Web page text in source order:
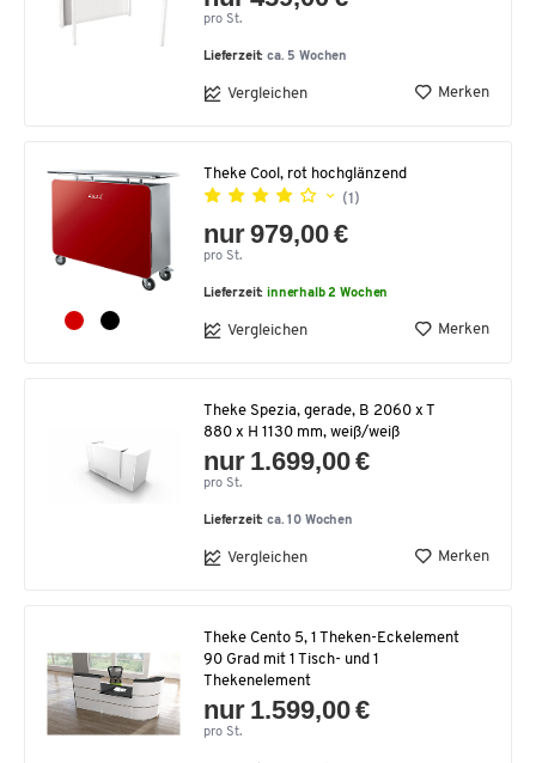
pro St.
Lieferzeit:ca. 5 Wochen
Vergleichen Merken
Theke Cool, rot hochglänzend
(1)
nur 979,00 €
pro St.
Lieferzeit:innerhalb 2 Wochen
Vergleichen Merken
Theke Spezia, gerade, B 2060 x T
880 x H 1130 mm, weiß/weiß
nur 1.699,00 €
pro St.
Lieferzeit:ca. 10 Wochen
Vergleichen Merken
Theke Cento 5, 1 Theken-Eckelement
90 Grad mit 1 Tisch- und 1
Thekenelement
nur 1.599,00 €
pro St.